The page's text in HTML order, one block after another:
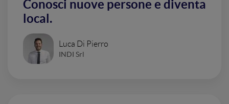
Conosci nuove persone e diventa
local.
Luca Di Pierro
INDI Srl